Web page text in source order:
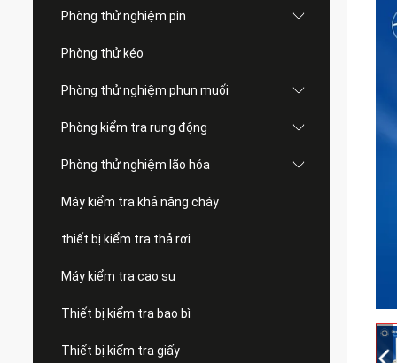
Phòng thử nghiệm pin
Phòng thử kéo
Phòng thử nghiệm phun muối
Phòng kiểm tra rung động
Phòng thử nghiệm lão hóa
Máy kiểm tra khả năng cháy
thiết bị kiểm tra thả rơi
Máy kiểm tra cao su
Thiết bị kiểm tra bao bì
Thiết bị kiểm tra giấy